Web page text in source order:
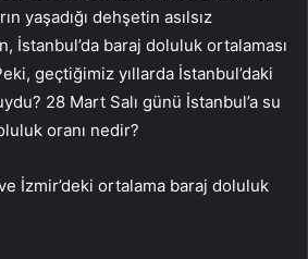
yaşadığı dehşetin asılsız
İstanbul’da baraj doluluk ortalaması
geçtiğimiz yıllarda İstanbul’daki
28 Mart Salı günü İstanbul’a su
oranı nedir?
İzmir’deki ortalama baraj doluluk